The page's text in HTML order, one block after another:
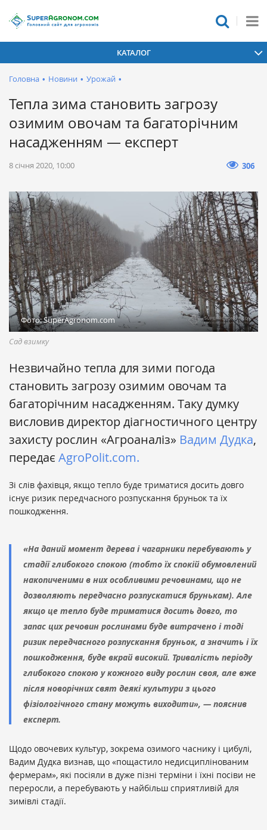
КАТАЛОГ
Головна • Новини • Урожай •
Тепла зима становить загрозу
озимим овочам та багаторічним
насадженням — експерт
8 січня 2020, 10:00 306
Фото: SuperAgronom.com
Сад взимку
Незвичайно тепла для зими погода
становить загрозу озимим овочам та
багаторічним насадженням. Таку думку
висловив директор діагностичного центру
захисту рослин «Агроаналіз» Вадим Дудка,
передає AgroPolit.com.
Зі слів фахівця, якщо тепло буде триматися досить довго
існує ризик передчасного розпускання бруньок та їх
пошкодження.
«На даний момент дерева і чагарники перебувають у
стадії глибокого спокою (тобто їх спокій обумовлений
накопиченими в них особливими речовинами, що не
дозволяють передчасно розпускатися брунькам). Але
якщо це тепло буде триматися досить довго, то
запас цих речовин рослинами буде витрачено і тоді
ризик передчасного розпускання бруньок, а значить і їх
пошкодження, буде вкрай високий. Тривалість періоду
глибокого спокою у кожного виду рослин своя, але вже
після новорічних свят деякі культури з цього
фізіологічного стану можуть виходити», — пояснив
експерт.
Щодо овочевих культур, зокрема озимого часнику і цибулі,
Вадим Дудка визнав, що «пощастило недисциплінованим
фермерам», які посіяли в дуже пізні терміни і їхні посіви не
переросли, а перебувають у найбільш сприятливій для
зимівлі стадії.